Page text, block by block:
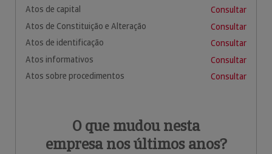
Atos de capital
Consultar
Atos de Constituição e Alteração
Consultar
Atos de identificação
Consultar
Atos informativos
Consultar
Atos sobre procedimentos
Consultar
O que mudou nesta
empresa nos últimos anos?